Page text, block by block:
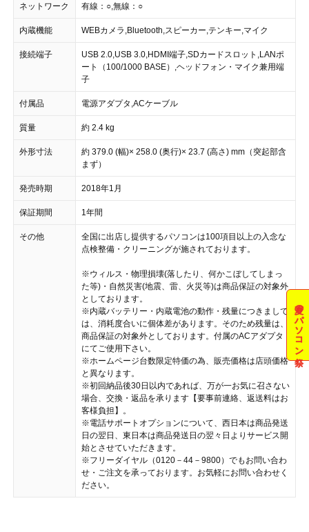
ネットワーク 有線：○,無線：○
内蔵機能 WEBカメラ,Bluetooth,スピーカー,テンキー,マイク
接続端子
USB 2.0,USB 3.0,HDMI端子,SDカードスロット,LANポ
ート（100/1000 BASE）,ヘッドフォン・マイク兼用端
子
付属品 電源アダプタ,ACケーブル
質量 約 2.4 kg
外形寸法
約 379.0 (幅)× 258.0 (奥行)× 23.7 (高さ) mm（突起部含
まず）
発売時期 2018年1月
保証期間 1年間
その他
全国に出店し提供するパソコンは100項目以上の入念な
点検整備・クリーニングが施されております。
※ウィルス・物理損壊(落したり、何かこぼしてしまっ
た等)・自然災害(地震、雷、火災等)は商品保証の対象外
としております。
※内蔵バッテリー・内蔵電池の動作・残量につきまして
は、消耗度合いに個体差があります。そのため残量は、
商品保証の対象外としております。付属のACアダプタ
にてご使用下さい。
※ホームページ台数限定特価の為、販売価格は店頭価格
と異なります。
※初回納品後30日以内であれば、万が一お気に召さない
場合、交換・返品を承ります【要事前連絡、返送料はお
客様負担】。
※電話サポートオプションについて、西日本は商品発送
日の翌日、東日本は商品発送日の翌々日よりサービス開
始とさせていただきます。
※フリーダイヤル（0120－44－9800）でもお問い合わ
せ・ご注文を承っております。お気軽にお問い合わせく
ださい。
夏のパソコン祭